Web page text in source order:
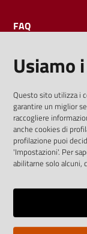
FAQ
I dati personali
previste dalla
36/2006
Vai alla
Note legali
Usiamo
Questo sito utilizza i
garantire un miglior
raccogliere
anche cookies di
profilazione puoi
'Impostazioni'. Per
abilitarne solo alcuni,